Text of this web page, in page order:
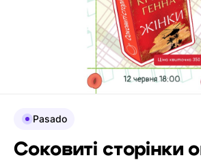
Pasado
Соковиті сторінки